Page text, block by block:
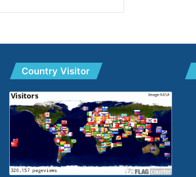
Country Visitor